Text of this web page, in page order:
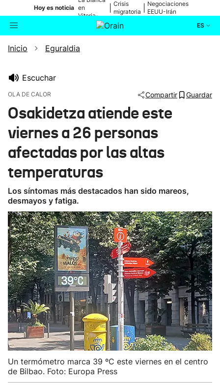
Hoy es noticia en
Vitoria-
Gasteiz
Crisis
migratoria
Negociaciones
EEUU-Irán
ES
Buscador
Ikusmiran
Eguraldia
Inicio Eguraldia
Escuchar
OLA DE CALOR Compartir Guardar
Osakidetza atiende este
viernes a 26 personas
afectadas por las altas
temperaturas
Los síntomas más destacados han sido mareos,
desmayos y fatiga.
Un termómetro marca 39 ºC este viernes en el centro
de Bilbao. Foto: Europa Press